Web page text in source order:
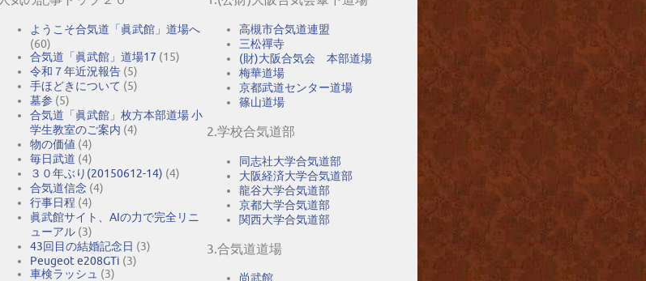
ようこそ合気道「眞武館」道場へ
(60)
合気道「眞武館」道場17 (15)
令和７年近況報告 (5)
手ほどきについて (5)
墓参 (5)
合気道「眞武館」枚方本部道場 小
学生教室のご案内 (4)
物の価値 (4)
毎日武道 (4)
３０年ぶり(20150612-14) (4)
合気道信念 (4)
行事日程 (4)
眞武館サイト、AIの力で完全リニ
ューアル (3)
43回目の結婚記念日 (3)
Peugeot e208GTi (3)
車検ラッシュ (3)
高槻市合気道連盟
三松禪寺
(財)大阪合気会 本部道場
梅華道場
京都武道センター道場
篠山道場
2.学校合気道部
同志社大学合気道部
大阪経済大学合気道部
龍谷大学合気道部
京都大学合気道部
関西大学合気道部
3.合気道道場
尚武館